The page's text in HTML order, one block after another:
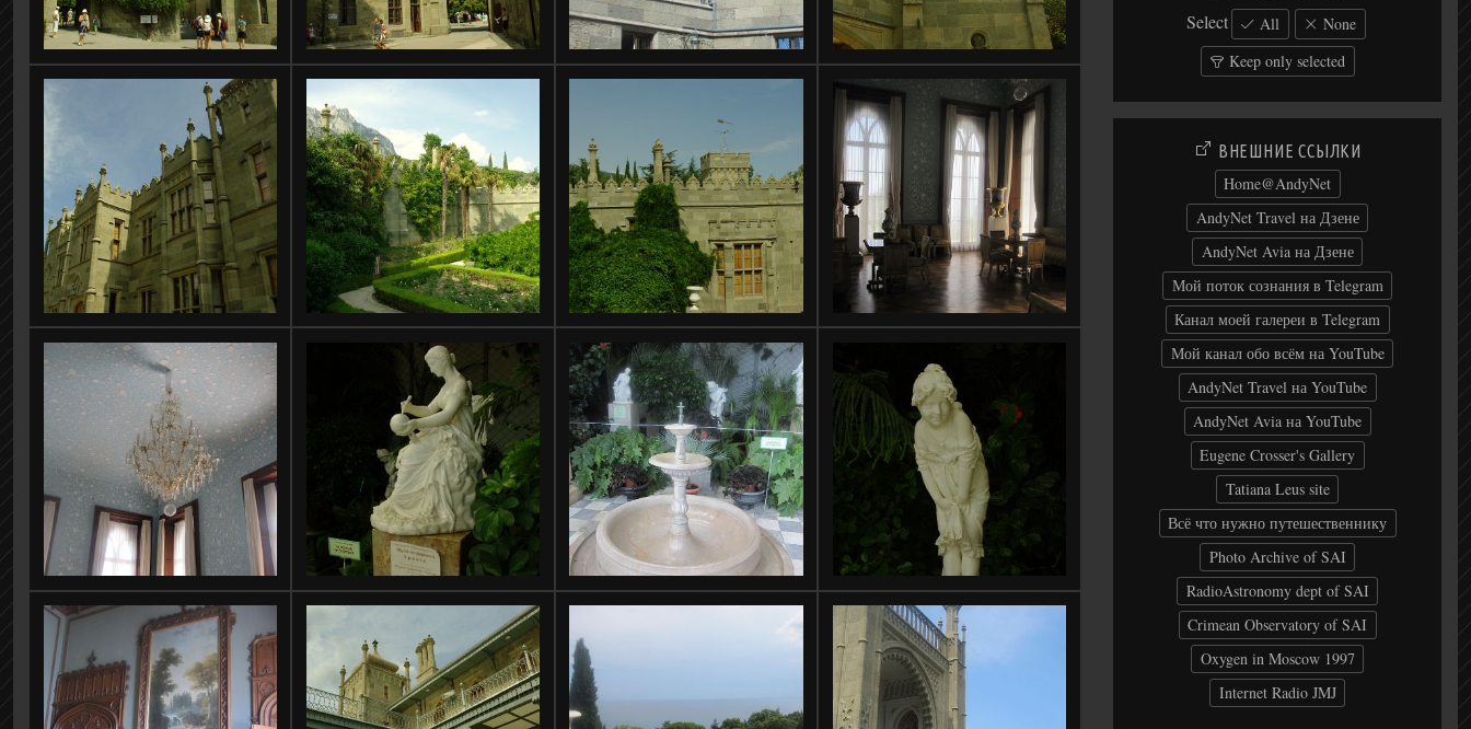
Select All
None
Keep only selected
ВНЕШНИЕ ССЫЛКИ
Home@AndyNet
AndyNet Travel на Дзене
AndyNet Avia на Дзене
Мой поток сознания в Telegram
Канал моей галереи в Telegram
Мой канал обо всём на YouTube
AndyNet Travel на YouTube
AndyNet Avia на YouTube
Eugene Crosser's Gallery
Tatiana Leus site
Всё что нужно путешественнику
Photo Archive of SAI
RadioAstronomy dept of SAI
Crimean Observatory of SAI
Oxygen in Moscow 1997
Internet Radio JMJ